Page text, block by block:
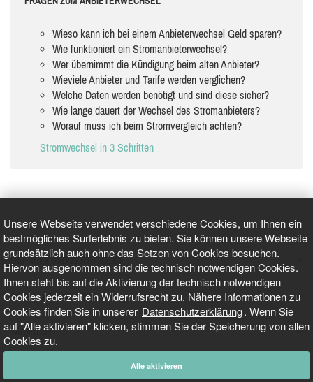
Unsere Webseite verwendet verschiedene Cookies, um Ihnen ein
bestmögliches Surferlebnis zu bieten. Sie können unsere Webseite
grundsätzlich auch ohne das Setzen von Cookies besuchen.
Hiervon ausgenommen sind die technisch notwendigen Cookies.
Ihnen steht bis auf die Aktivierung der technisch notwendigen
Cookies jederzeit ein Widerrufsrecht zu. Nähere Informationen zu
Cookies finden Sie in unserer Datenschutzerklärung. Wenn Sie
auf "Alle aktivieren" klicken, stimmen Sie der Speicherung von allen
Cookies zu.
Alle aktivieren
Wieso kann ich bei einem Anbieterwechsel Geld sparen?
Wie funktioniert ein Stromanbieterwechsel?
Wer übernimmt die Kündigung beim alten Anbieter?
Wieviele Anbieter und Tarife werden verglichen?
Welche Daten werden benötigt und sind diese sicher?
Wie lange dauert der Wechsel des Stromanbieters?
Worauf muss ich beim Stromvergleich achten?
Stromwechsel in 3 Schritten
GEPRÜFT UND ZERTIFIZIERT
AKTUELLE NACHRICHTEN
TARIFO.DE